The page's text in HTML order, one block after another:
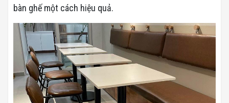
bàn ghế một cách hiệu quả.